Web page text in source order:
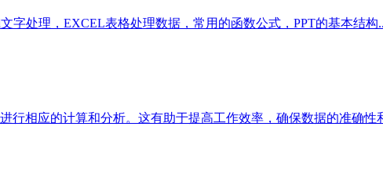
字处理，EXCEL表格处理数据，常用的函数公式，PPT的基本结构
行相应的计算和分析。这有助于提高工作效率，确保数据的准确性